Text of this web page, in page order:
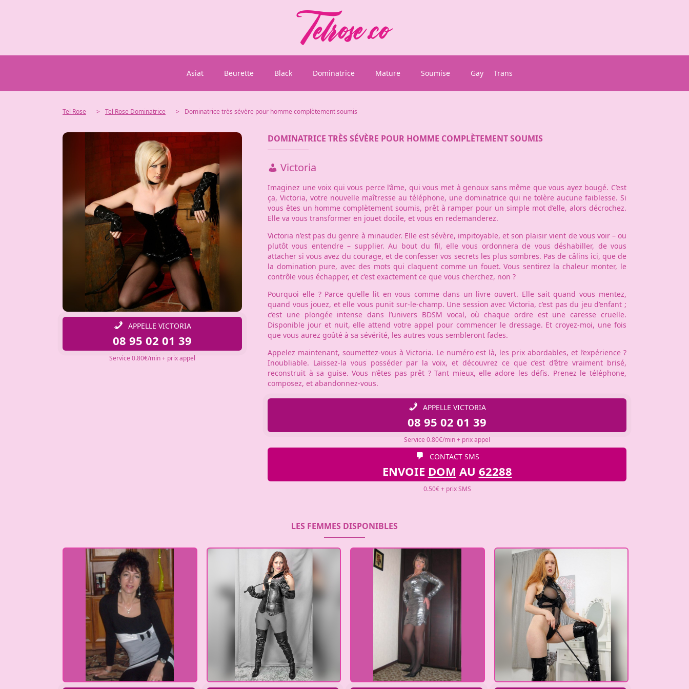
Asiat Beurette Black Dominatrice Mature Soumise Gay Trans
Tel Rose > Tel Rose Dominatrice > Dominatrice très sévère pour homme complètement soumis
APPELLE VICTORIA
08 95 02 01 39
Service 0.80€/min + prix appel
DOMINATRICE TRÈS SÉVÈRE POUR HOMME COMPLÈTEMENT SOUMIS
Victoria
Imaginez une voix qui vous perce l’âme, qui vous met à genoux sans même que vous ayez bougé. C’est
ça, Victoria, votre nouvelle maîtresse au téléphone, une dominatrice qui ne tolère aucune faiblesse. Si
vous êtes un homme complètement soumis, prêt à ramper pour un simple mot d’elle, alors décrochez.
Elle va vous transformer en jouet docile, et vous en redemanderez.
Victoria n’est pas du genre à minauder. Elle est sévère, impitoyable, et son plaisir vient de vous voir – ou
plutôt vous entendre – supplier. Au bout du fil, elle vous ordonnera de vous déshabiller, de vous
attacher si vous avez du courage, et de confesser vos secrets les plus sombres. Pas de câlins ici, que de
la domination pure, avec des mots qui claquent comme un fouet. Vous sentirez la chaleur monter, le
contrôle vous échapper, et c’est exactement ce que vous cherchez, non ?
Pourquoi elle ? Parce qu’elle lit en vous comme dans un livre ouvert. Elle sait quand vous mentez,
quand vous jouez, et elle vous punit sur-le-champ. Une session avec Victoria, c’est pas du jeu d’enfant ;
c’est une plongée intense dans l’univers BDSM vocal, où chaque ordre est une caresse cruelle.
Disponible jour et nuit, elle attend votre appel pour commencer le dressage. Et croyez-moi, une fois
que vous aurez goûté à sa sévérité, les autres vous sembleront fades.
Appelez maintenant, soumettez-vous à Victoria. Le numéro est là, les prix abordables, et l’expérience ?
Inoubliable. Laissez-la vous posséder par la voix, et découvrez ce que c’est d’être vraiment brisé,
reconstruit à sa guise. Vous n’êtes pas prêt ? Tant mieux, elle adore les défis. Prenez le téléphone,
composez, et abandonnez-vous.
APPELLE VICTORIA
08 95 02 01 39
Service 0.80€/min + prix appel
CONTACT SMS
ENVOIE DOM AU 62288
0.50€ + prix SMS
LES FEMMES DISPONIBLES